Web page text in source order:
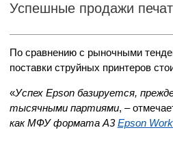
Успешные продажи
По сравнению с рыночными
поставки струйных принтеров
«Успех Epson базируется,
тысячными партиями, –
как МФУ формата А3Epson